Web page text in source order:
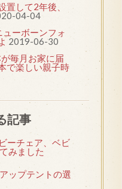
置して2年後、
04-04
ーボーンフォ
2019-06-30
毎月お家に届
で楽しい親子時
記事
ーチェア、ベビ
みました
ップテントの選